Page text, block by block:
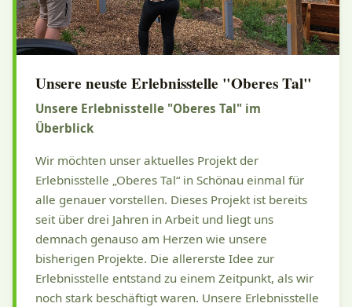
Unsere neuste Erlebnisstelle "Oberes Tal"
Unsere Erlebnisstelle "Oberes Tal" im
Überblick
Wir möchten unser aktuelles Projekt der
Erlebnisstelle „Oberes Tal“ in Schönau einmal für
alle genauer vorstellen. Dieses Projekt ist bereits
seit über drei Jahren in Arbeit und liegt uns
demnach genauso am Herzen wie unsere
bisherigen Projekte. Die allererste Idee zur
Erlebnisstelle entstand zu einem Zeitpunkt, als wir
noch stark beschäftigt waren. Unsere Erlebnisstelle